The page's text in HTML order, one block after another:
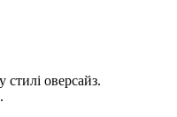
оверсайз.